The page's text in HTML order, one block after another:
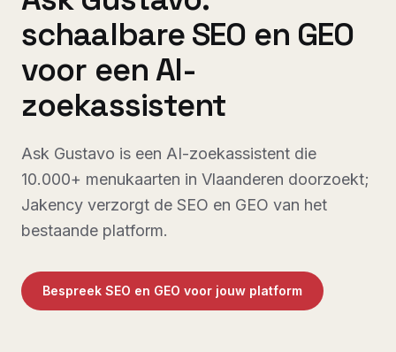
schaalbare SEO en GEO
voor een AI-
zoekassistent
Ask Gustavo is een AI-zoekassistent die
10.000+ menukaarten in Vlaanderen doorzoekt;
Jakency verzorgt de SEO en GEO van het
bestaande platform.
Bespreek SEO en GEO voor jouw platform